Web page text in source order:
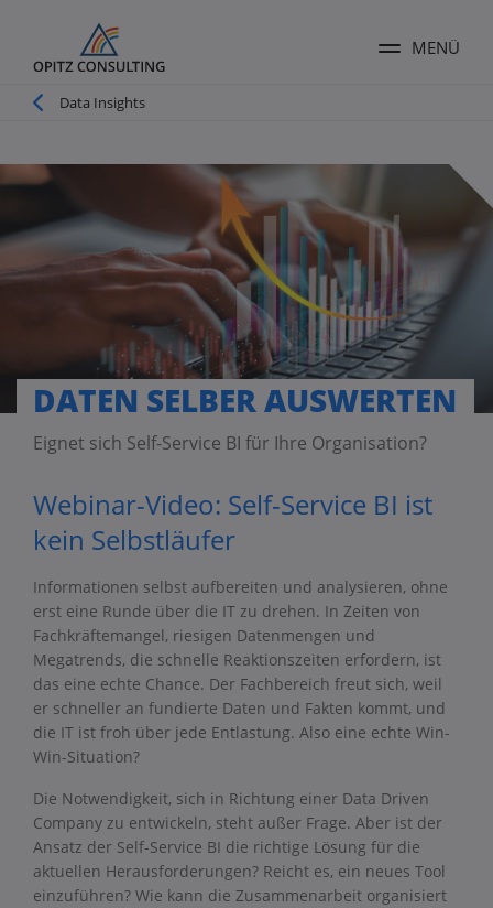
Menü
MENÜ
Pfadnavigation
Data Insights
DATEN SELBER AUSWERTEN
Eignet sich Self-Service BI für Ihre Organisation?
Webinar-Video: Self-Service BI ist
kein Selbstläufer
Informationen selbst aufbereiten und analysieren, ohne
erst eine Runde über die IT zu drehen. In Zeiten von
Fachkräftemangel, riesigen Datenmengen und
Megatrends, die schnelle Reaktionszeiten erfordern, ist
das eine echte Chance. Der Fachbereich freut sich, weil
er schneller an fundierte Daten und Fakten kommt, und
die IT ist froh über jede Entlastung. Also eine echte Win-
Win-Situation?
Die Notwendigkeit, sich in Richtung einer Data Driven
Company zu entwickeln, steht außer Frage. Aber ist der
Ansatz der Self-Service BI die richtige Lösung für die
aktuellen Herausforderungen? Reicht es, ein neues Tool
einzuführen? Wie kann die Zusammenarbeit organisiert